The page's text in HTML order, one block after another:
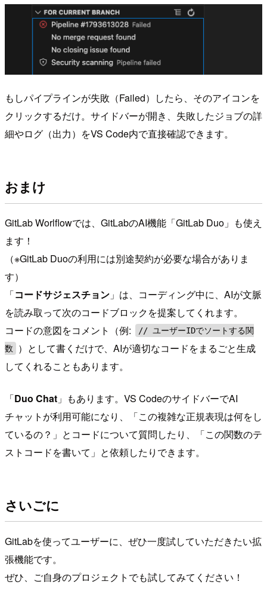
もしパイプラインが失敗（Failed）したら、そのアイコンを
クリックするだけ。サイドバーが開き、失敗したジョブの詳
細やログ（出力）をVS Code内で直接確認できます。
おまけ
GitLab Worlflowでは、GitLabのAI機能「GitLab Duo」も使え
ます！
（※GitLab Duoの利用には別途契約が必要な場合がありま
す）
「コードサジェスチョン 」は、コーディング中に、AIが文脈
を読み取って次のコードブロックを提案してくれます。
コードの意図をコメント（例:
// ユーザーIDでソートする関
数
）として書くだけで、AIが適切なコードをまるごと生成
してくれることもあります。
「Duo Chat 」もあります。VS CodeのサイドバーでAI
チャットが利用可能になり、「この複雑な正規表現は何をし
ているの？」とコードについて質問したり、「この関数のテ
ストコードを書いて」と依頼したりできます。
さいごに
GitLabを使ってユーザーに、ぜひ一度試していただきたい拡
張機能です。
ぜひ、ご自身のプロジェクトでも試してみてください！